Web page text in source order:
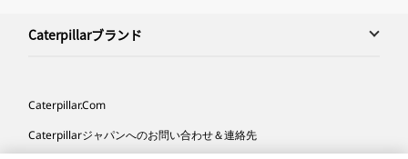
Caterpillarブランド
Caterpillar.com
Caterpillarジャパンへのお問い合わせ＆連絡先